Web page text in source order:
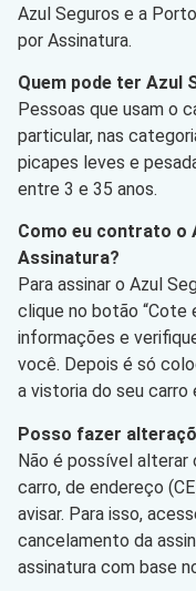
Azul Seguros e a
por Assinatura.
Quem pode ter Azul
Pessoas que usam o
particular, nas
picapes leves e
entre 3 e 35 anos.
Como eu contrato o
Assinatura?
Para assinar o Azul
clique no botão “Cote
informações e
você. Depois é só
a vistoria do seu carro
Posso fazer
Não é possível alterar
carro, de endereço
avisar. Para isso,
cancelamento da
assinatura com base